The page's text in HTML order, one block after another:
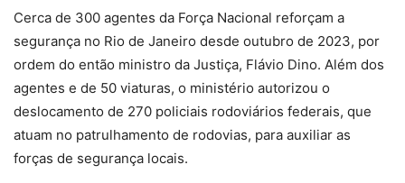
Cerca de 300 agentes da Força Nacional reforçam a
segurança no Rio de Janeiro desde outubro de 2023, por
ordem do então ministro da Justiça, Flávio Dino. Além dos
agentes e de 50 viaturas, o ministério autorizou o
deslocamento de 270 policiais rodoviários federais, que
atuam no patrulhamento de rodovias, para auxiliar as
forças de segurança locais.